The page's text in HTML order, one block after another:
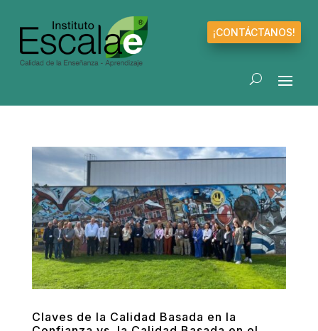
¡CONTÁCTANOS!
Claves de la Calidad Basada en la